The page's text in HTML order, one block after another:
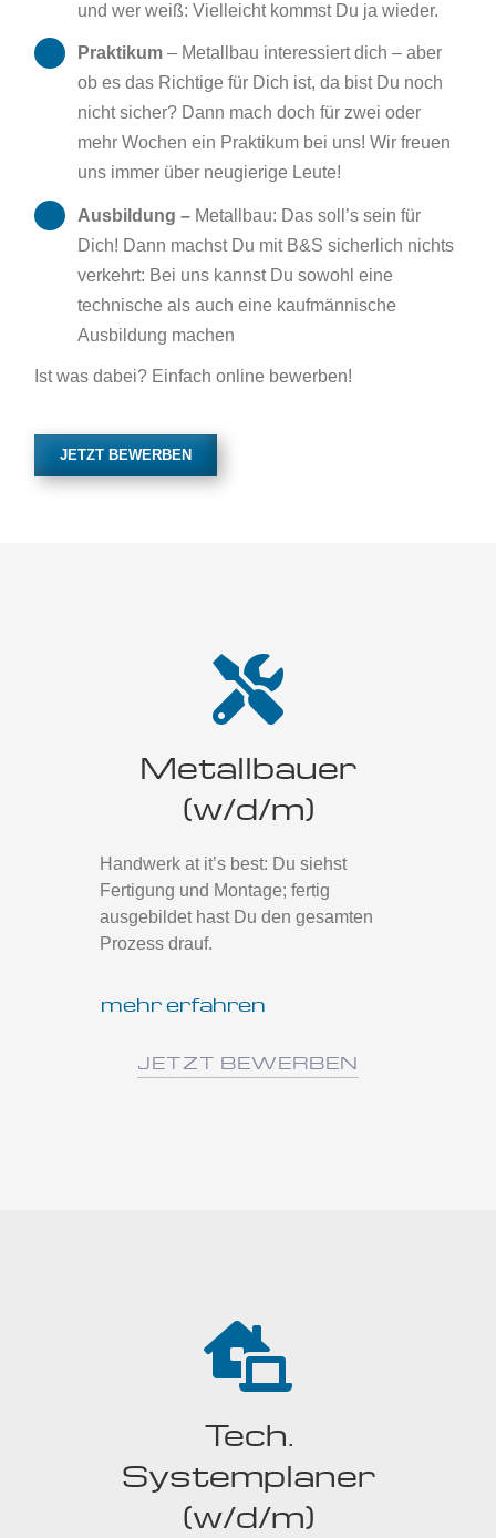
und wer weiß: Vielleicht kommst Du ja wieder.
Praktikum– Metallbau interessiert dich – aber
ob es das Richtige für Dich ist, da bist Du noch
nicht sicher? Dann mach doch für zwei oder
mehr Wochen ein Praktikum bei uns! Wir freuen
uns immer über neugierige Leute!
Ausbildung –Metallbau: Das soll’s sein für
Dich! Dann machst Du mit B&S sicherlich nichts
verkehrt: Bei uns kannst Du sowohl eine
technische als auch eine kaufmännische
Ausbildung machen
Ist was dabei? Einfach online bewerben!
JETZT BEWERBEN
Metallbauer
(w/d/m)
Handwerk at it’s best: Du siehst
Fertigung und Montage; fertig
ausgebildet hast Du den gesamten
Prozess drauf.
mehr erfahren
JETZT BEWERBEN
Tech.
Systemplaner
(w/d/m)